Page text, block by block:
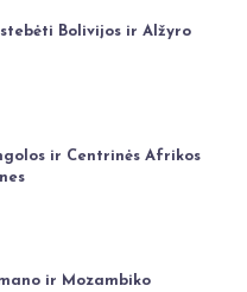
Bolivijos ir Alžyro
ir Centrinės Afrikos
ir Mozambiko